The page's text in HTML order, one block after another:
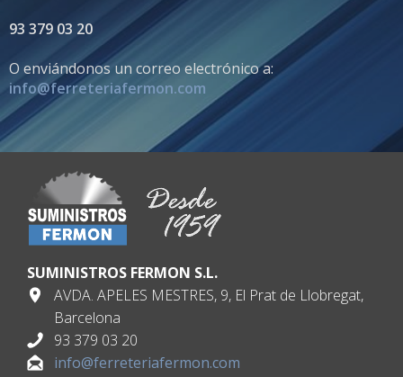
93 379 03 20
O enviándonos un correo electrónico a:
info@ferreteriafermon.com
SUMINISTROS FERMON S.L.
AVDA. APELES MESTRES, 9, El Prat de Llobregat,
Barcelona
93 379 03 20
info@ferreteriafermon.com